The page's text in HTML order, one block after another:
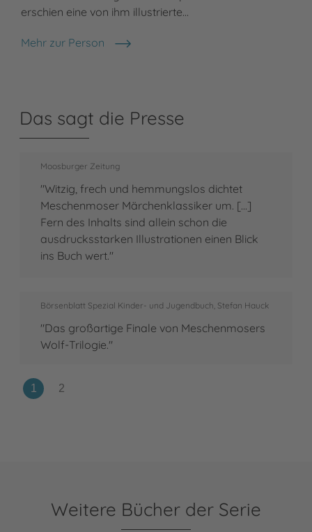
erschien eine von ihm illustrierte…
Mehr zur Person
Sebastian Meschenmoser
Das sagt die Presse
Moosburger Zeitung
"Witzig, frech und hemmungslos dichtet
Meschenmoser Märchenklassiker um. [...]
Fern des Inhalts sind allein schon die
ausdrucksstarken Illustrationen einen Blick
ins Buch wert."
Börsenblatt Spezial Kinder- und Jugendbuch, Stefan Hauck
"Das großartige Finale von Meschenmosers
Wolf-Trilogie."
Weitere Bücher der Serie